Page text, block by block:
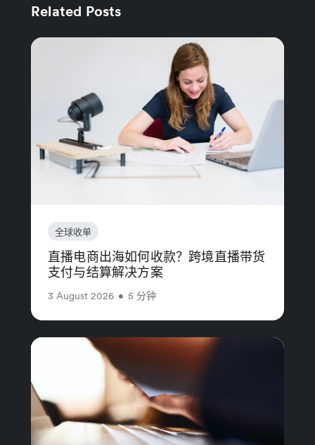
Related Posts
全球收单
直播电商出海如何收款？跨境直播带货
支付与结算解决方案
3 August 2026 • 5 分钟